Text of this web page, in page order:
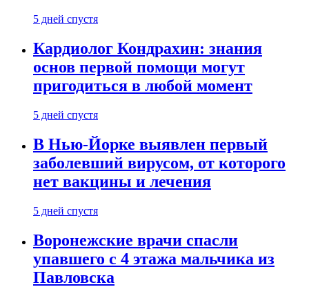
5 дней спустя
Кардиолог Кондрахин: знания
основ первой помощи могут
пригодиться в любой момент
5 дней спустя
В Нью-Йорке выявлен первый
заболевший вирусом, от которого
нет вакцины и лечения
5 дней спустя
Воронежские врачи спасли
упавшего с 4 этажа мальчика из
Павловска